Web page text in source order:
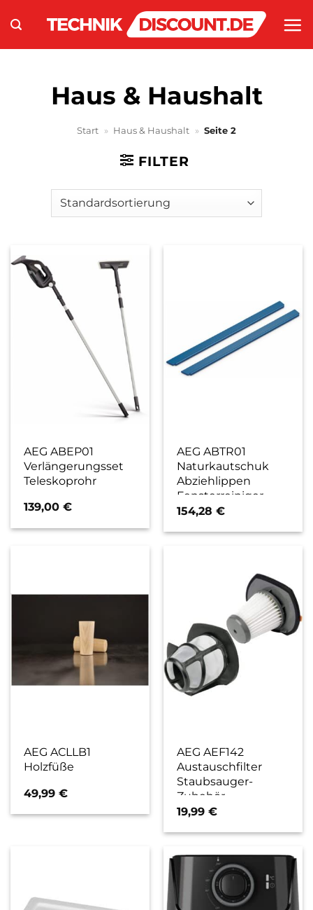
Inhalt
springen
Haus & Haushalt
Start » Haus & Haushalt » Seite 2
FILTER
AEG ABEP01
Verlängerungsset
Teleskoprohr
139,00€
AEG ABTR01
Naturkautschuk
Abziehlippen
Fensterreiniger-
Zubehör
154,28€
AEG ACLLB1
Holzfüße
49,99€
AEG AEF142
Austauschfilter
Staubsauger-
Zubehör
19,99€